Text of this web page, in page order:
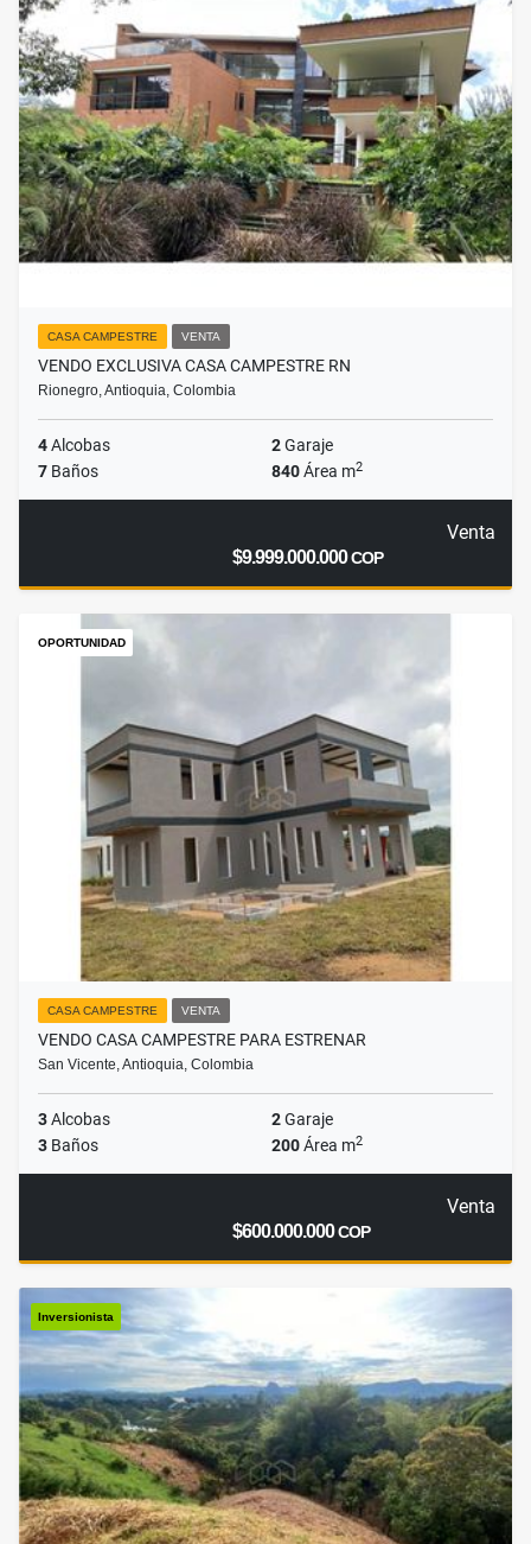
CASA CAMPESTRE VENTA
VENDO EXCLUSIVA CASA CAMPESTRE RN
Rionegro, Antioquia, Colombia
4Alcobas 2Garaje
7 Baños 840Área m2
Venta
$9.999.000.000COP
OPORTUNIDAD
CASA CAMPESTRE VENTA
VENDO CASA CAMPESTRE PARA ESTRENAR
San Vicente, Antioquia, Colombia
3Alcobas 2Garaje
3 Baños 200Área m2
Venta
$600.000.000COP
Inversionista